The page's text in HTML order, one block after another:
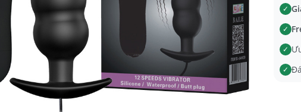
✓
✓
✓
✓